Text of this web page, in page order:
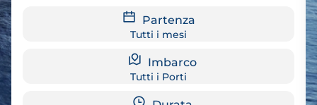
Partenza
Tutti i mesi
Imbarco
Tutti i Porti